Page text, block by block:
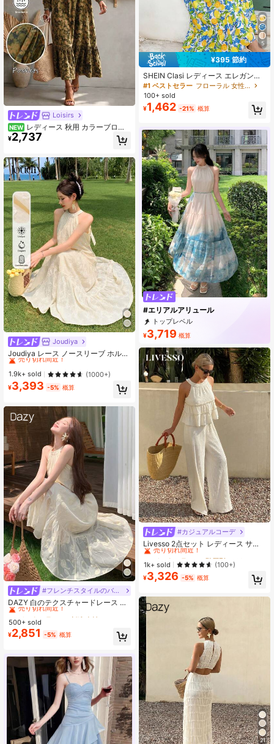
Loisirs
NEW レディース 秋用 カラーブロッ
ク 小花柄 ラウンドネック ワンピー
ス カジュアルドレス グリーン ブラ
向け
¥2,737
Joudiya
Joudiya レース ノースリーブ ホルタ
ーネック ドレス サマーサンドレス、
カジュアル ウィメンズ ドレス マキ
シドレス クルーズアウトフィット
#1 ベストセラー
売り切れ間近！
#1 ベストセラー
売り切れ間近！
#1 ベストセラー
売り切れ間近！
#1 ベストセラー
1.9k+ sold (1000+)
¥3,393 -5% 概算
#フレンチスタイルのバケーションドレス
DAZY 白のテクスチャードレース ド
レス、カジュアルなボヘミアンスタ
イル 春夏向け、ビーチ、バカンス、
仕事、結婚式、パーティー、ファッ
ションイベントに適しています。ス
#4 ベストセラー
に 刺繍 女性のドレス
売り切れ間近！
#4 ベストセラー
売り切れ間近！
#4 ベストセラー
売り切れ間近！
#4 ベストセラー
500+ sold
¥2,851 -5% 概算
5
¥395 節約
SHEIN Clasi レディース エレガント
なシャーリング キャップスリーブ 伸
縮性ウエスト フルーツプリント ドレ
ス、春/夏 ビーチリゾートドレス
#1 ベストセラー
フローラル 女性のマキシドレス
100+ sold
¥1,462 -21% 概算
#エリアルアリュール
トップレベル
¥3,719 概算
#カジュアルコーデ
Livesso 2点セット レディース サマ
ーバケーション カジュアル 無地 フ
リルヘム トップス&パンツ セット ル
ームウェア
#4 ベストセラー
売り切れ間近！
#4 ベストセラー
売り切れ間近！
#4 ベストセラー
売り切れ間近！
#4 ベストセラー
に 階層型レイヤー レディースコーデ
1k+ sold (100+)
¥3,326 -5% 概算
21